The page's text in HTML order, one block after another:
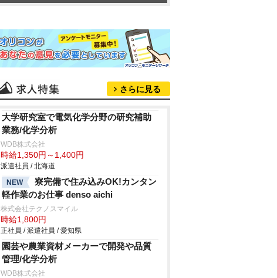
さらに見る
大学研究室で電気化学分野の研究補助
業務/化学分析
WDB株式会社
時給1,350円～1,400円
派遣社員 / 北海道
NEW
寮完備で住み込みOK!カンタン
軽作業のお仕事 denso aichi
株式会社テクノスマイル
時給1,800円
正社員 / 派遣社員 / 愛知県
園芸や農業資材メーカーで開発や品質
管理/化学分析
WDB株式会社